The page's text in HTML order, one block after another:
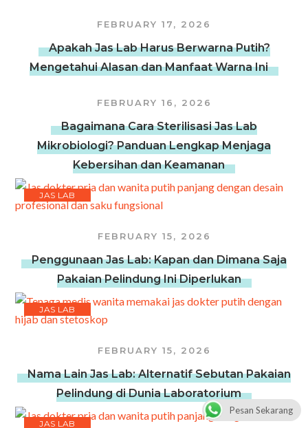
FEBRUARY 17, 2026
Apakah Jas Lab Harus Berwarna Putih?
Mengetahui Alasan dan Manfaat Warna Ini
FEBRUARY 16, 2026
Bagaimana Cara Sterilisasi Jas Lab
Mikrobiologi? Panduan Lengkap Menjaga
Kebersihan dan Keamanan
JAS LAB
FEBRUARY 15, 2026
Penggunaan Jas Lab: Kapan dan Dimana Saja
Pakaian Pelindung Ini Diperlukan
JAS LAB
FEBRUARY 15, 2026
Nama Lain Jas Lab: Alternatif Sebutan Pakaian
Pelindung di Dunia Laboratorium
JAS LAB
Pesan Sekarang